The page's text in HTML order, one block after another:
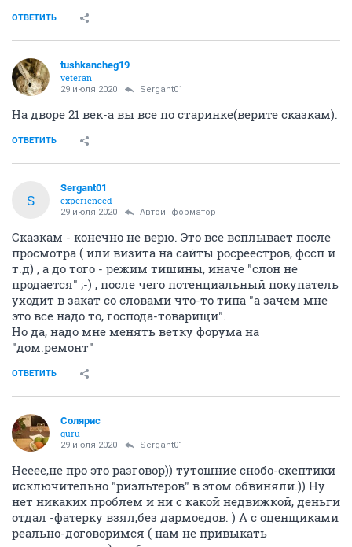
ОТВЕТИТЬ
tushkancheg19
veteran
29 июля 2020 Sergant01
На дворе 21 век-а вы все по старинке(верите сказкам).
ОТВЕТИТЬ
S
Sergant01
experienced
29 июля 2020 Автоинформатор
Сказкам - конечно не верю. Это все всплывает после
просмотра ( или визита на сайты росреестров, фссп и
т.д) , а до того - режим тишины, иначе "слон не
продается" ;-) , после чего потенциальный покупатель
уходит в закат со словами что-то типа "а зачем мне
это все надо то, господа-товарищи".
Но да, надо мне менять ветку форума на
"дом.ремонт"
ОТВЕТИТЬ
Солярис
guru
29 июля 2020 Sergant01
Нееее,не про это разговор)) тутошние снобо-скептики
исключительно "риэльтеров" в этом обвиняли.)) Ну
нет никаких проблем и ни с какой недвижкой, деньги
отдал -фатерку взял,без дармоедов. ) А с оценщиками
реально-договоримся ( нам не привыкать